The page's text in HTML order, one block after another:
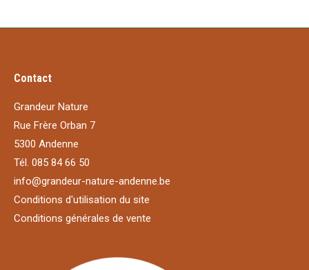
Contact
Grandeur Nature
Rue Frère Orban 7
5300 Andenne
Tél. 085 84 66 50
info@grandeur-nature-andenne.be
Conditions d'utilisation du site
Conditions générales de vente